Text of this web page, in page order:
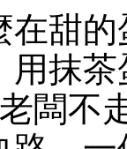
在甜
用抹
老闆不